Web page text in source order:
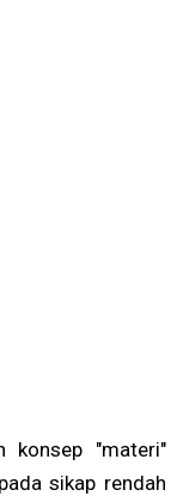
konsep "materi"
sikap rendah